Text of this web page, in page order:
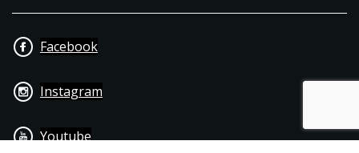
Facebook
Instagram
Youtube